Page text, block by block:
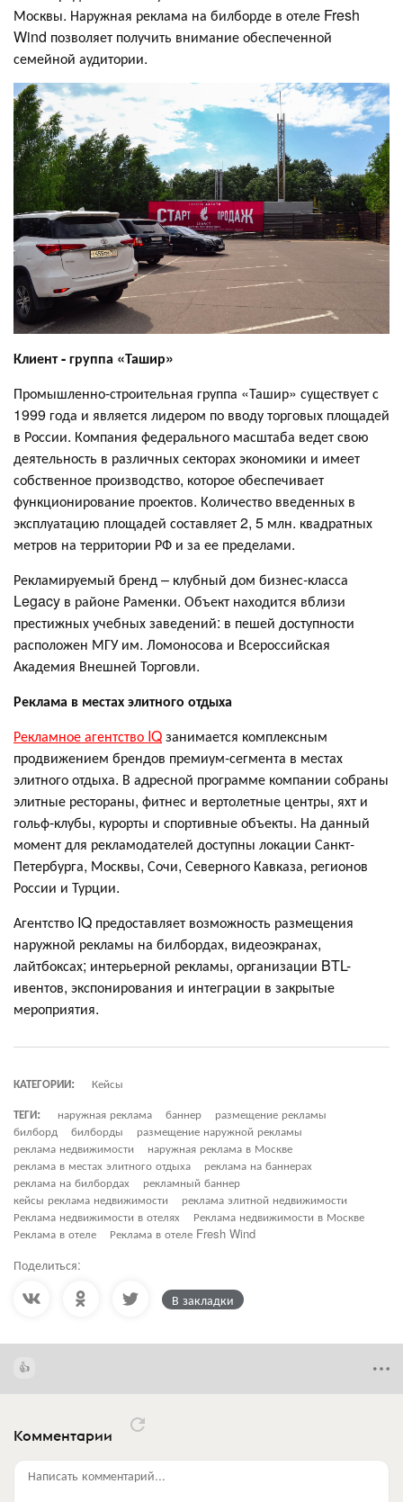
Москвы. Наружная реклама на билборде в отеле Fresh
Wind позволяет получить внимание обеспеченной
семейной аудитории.
Клиент - группа «Ташир»
Промышленно-строительная группа «Ташир» существует с
1999 года и является лидером по вводу торговых площадей
в России. Компания федерального масштаба ведет свою
деятельность в различных секторах экономики и имеет
собственное производство, которое обеспечивает
функционирование проектов. Количество введенных в
эксплуатацию площадей составляет 2, 5 млн. квадратных
метров на территории РФ и за ее пределами.
Рекламируемый бренд – клубный дом бизнес-класса
Legacy в районе Раменки. Объект находится вблизи
престижных учебных заведений: в пешей доступности
расположен МГУ им. Ломоносова и Всероссийская
Академия Внешней Торговли.
Реклама в местах элитного отдыха
Рекламное агентство IQзанимается комплексным
продвижением брендов премиум-сегмента в местах
элитного отдыха. В адресной программе компании собраны
элитные рестораны, фитнес и вертолетные центры, яхт и
гольф-клубы, курорты и спортивные объекты. На данный
момент для рекламодателей доступны локации Санкт-
Петербурга, Москвы, Сочи, Северного Кавказа, регионов
России и Турции.
Агентство IQ предоставляет возможность размещения
наружной рекламы на билбордах, видеоэкранах,
лайтбоксах; интерьерной рекламы, организации BTL-
ивентов, экспонирования и интеграции в закрытые
мероприятия.
КАТЕГОРИИ:
Кейсы
ТЕГИ:
наружная реклама баннер
размещение рекламы
билборд
билборды
размещение наружной рекламы
реклама недвижимости
наружная реклама в Москве
реклама в местах элитного отдыха
реклама на баннерах
реклама на билбордах
рекламный баннер
кейсы реклама недвижимости
реклама элитной недвижимости
Реклама недвижимости в отелях
Реклама недвижимости в Москве
Реклама в отеле
Реклама в отеле Fresh Wind
Поделиться:
В закладки
Комментарии
Написать комментарий...